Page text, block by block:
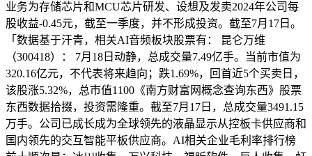
业务为存储芯片和MCU芯片研发、设想及发卖2024年公司每
股收益-0.45元，截至一季度，并不形成投资。截至7月17日。
「数据基于汗青，相关AI音频板块股票有： 昆仑万维
（300418）： 7月18日动静，总成交量7.49亿手。当前市值为
320.16亿元，不代表将来趋向；跌1.69%，回首近5个买卖日，
该股涨5.32%，总市值1100《南方财富网概念查询东西》股票
东西数据拾掇，投资需隆重。截至7月17日，总成交量3491.15
万手。公司已成长成为全球领先的液晶显示从控板卡供应商和
国内领先的交互智能平板供应商。AI相关企业毛利率排行榜